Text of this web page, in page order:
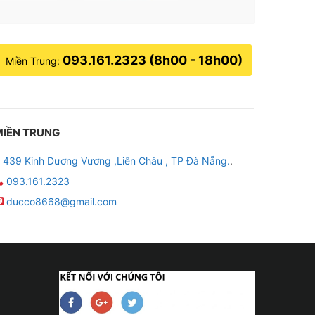
Miền Trung: 093.161.2323 (8h00 - 18h00)
TRUNG
439 Kinh Dương Vương ,Liên Châu , TP Đà Nẵng..
093.161.2323
ducco8668@gmail.com